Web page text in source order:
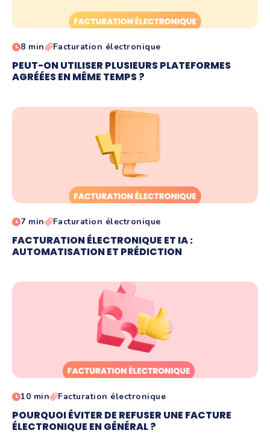
8 min Facturation électronique
PEUT-ON UTILISER PLUSIEURS PLATEFORMES
AGRÉÉES EN MÊME TEMPS ?
7 min Facturation électronique
FACTURATION ÉLECTRONIQUE ET IA :
AUTOMATISATION ET PRÉDICTION
10 min Facturation électronique
POURQUOI ÉVITER DE REFUSER UNE FACTURE
ÉLECTRONIQUE EN GÉNÉRAL ?